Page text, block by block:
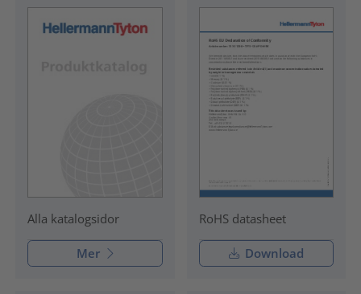
Alla katalogsidor
Mer
RoHS datasheet
Download